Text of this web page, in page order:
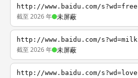
http://www.baidu.com/s?wd=free
截至 2026 年 未屏蔽
http://www.baidu.com/s?wd=milk
截至 2026 年 未屏蔽
http://www.baidu.com/s?wd=love